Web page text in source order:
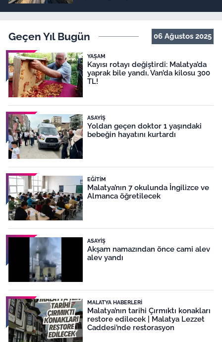
Geçen Yıl Bugün 06 Ağustos 2025
YAŞAM
Kayısı rotayı değiştirdi: Malatya’da
yaprak bile yandı, Van’da kilosu 300
TL!
ASAYIŞ
Yoldan geçen doktor 1 yaşındaki
bebeğin hayatını kurtardı
EĞITIM
Malatya’nın 7 okulunda İngilizce ve
Almanca öğretilecek
ASAYIŞ
Akşam namazından önce cami alev
alev yandı
MALATYA HABERLERI
Malatya’nın tarihi Çırmıktı konakları
restore edilecek | Malatya Lezzet
Caddesi’nde restorasyon